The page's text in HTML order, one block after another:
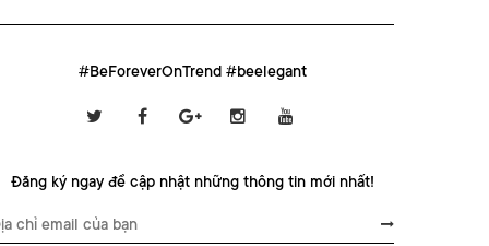
#BeForeverOnTrend #beelegant
Đăng ký ngay để cập nhật những thông tin mới nhất!